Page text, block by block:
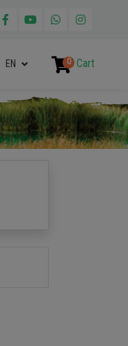
EN 0 Cart